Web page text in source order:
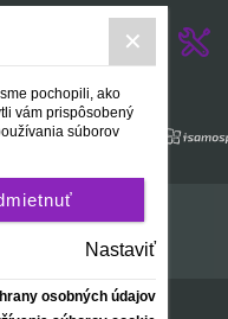
pochopili, ako
vám prispôsobený
súborov
Nastaviť
osobných údajov